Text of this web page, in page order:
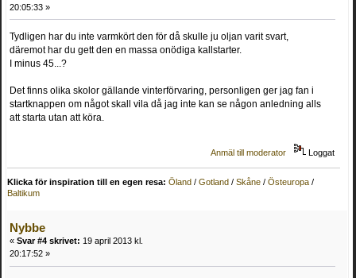
20:05:33 »
Tydligen har du inte varmkört den för då skulle ju oljan varit svart,
däremot har du gett den en massa onödiga kallstarter.
I minus 45...?
Det finns olika skolor gällande vinterförvaring, personligen ger jag fan i
startknappen om något skall vila då jag inte kan se någon anledning alls
att starta utan att köra.
Anmäl till moderator Loggat
Klicka för inspiration till en egen resa: Öland / Gotland / Skåne / Östeuropa /
Baltikum
Nybbe
« Svar #4 skrivet: 19 april 2013 kl.
20:17:52 »